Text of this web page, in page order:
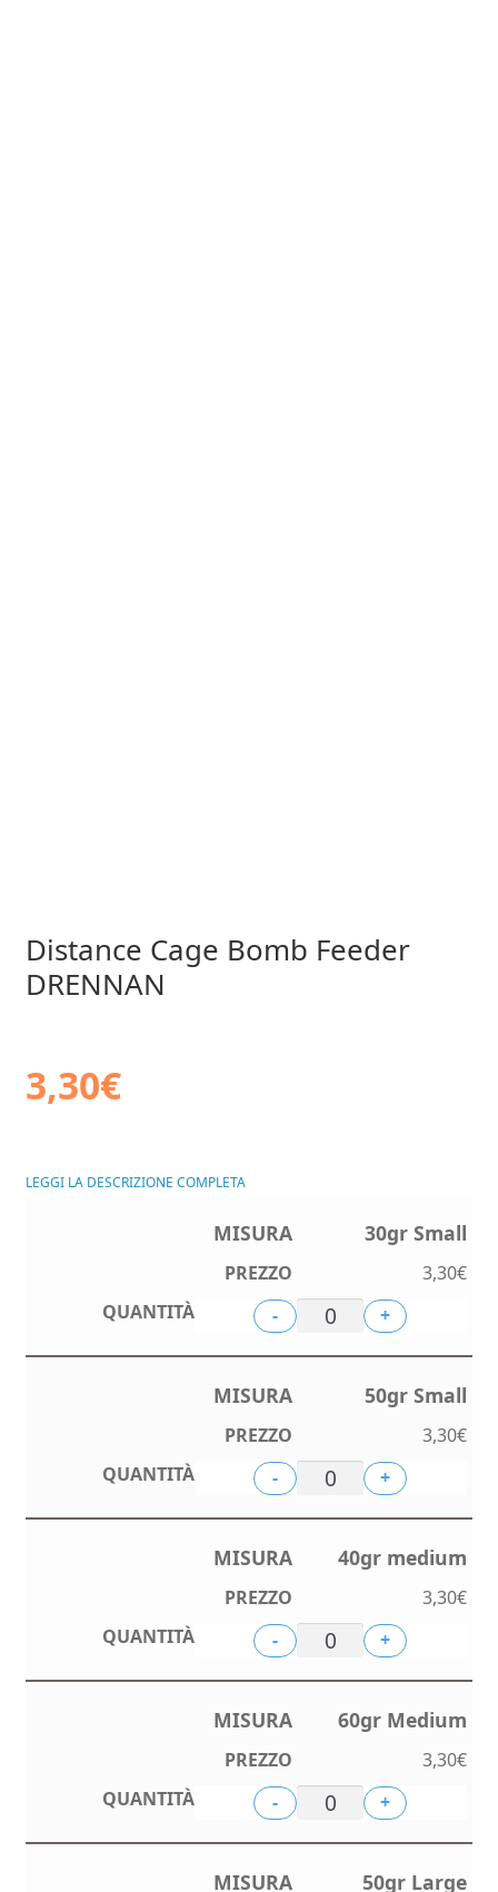
Distance Cage Bomb Feeder
DRENNAN
3,30€
LEGGI LA DESCRIZIONE COMPLETA
30gr Small
3,30€
-
+
50gr Small
3,30€
-
+
40gr medium
3,30€
-
+
60gr Medium
3,30€
-
+
50gr Large